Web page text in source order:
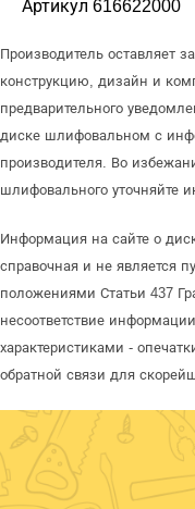
Артикул 616622000
Производитель оставляет
конструкцию, дизайн и
предварительного
диске шлифовальном с
производителя. Во
шлифовального уточняйте
Информация на сайте о
справочная и не является
положениями Статьи 437
несоответствие
характеристиками -
обратной связи для